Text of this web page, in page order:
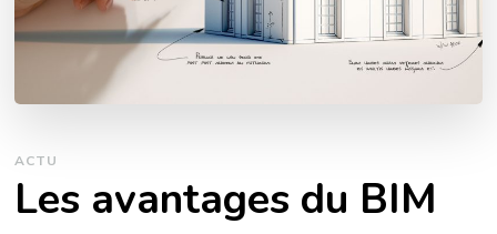
ACTU
Les avantages du BIM